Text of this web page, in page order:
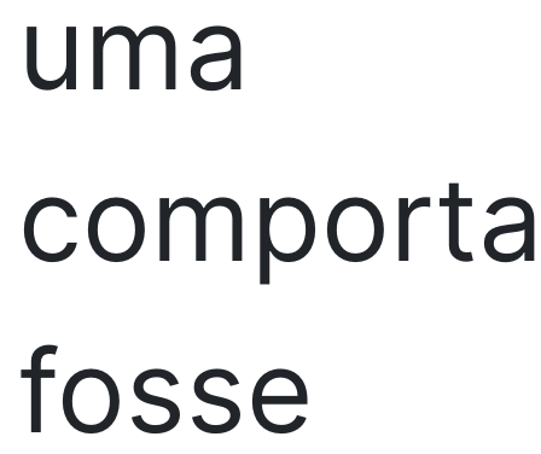
uma
fosse